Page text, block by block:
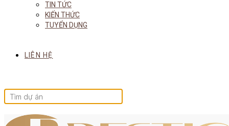
TIN TỨC
KIẾN THỨC
TUYỂN DỤNG
LIÊN HỆ